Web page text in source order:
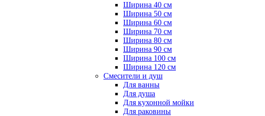
Ширина 40 см
Ширина 50 см
Ширина 60 см
Ширина 70 см
Ширина 80 см
Ширина 90 см
Ширина 100 см
Ширина 120 см
Смесители и душ
Для ванны
Для душа
Для кухонной мойки
Для раковины